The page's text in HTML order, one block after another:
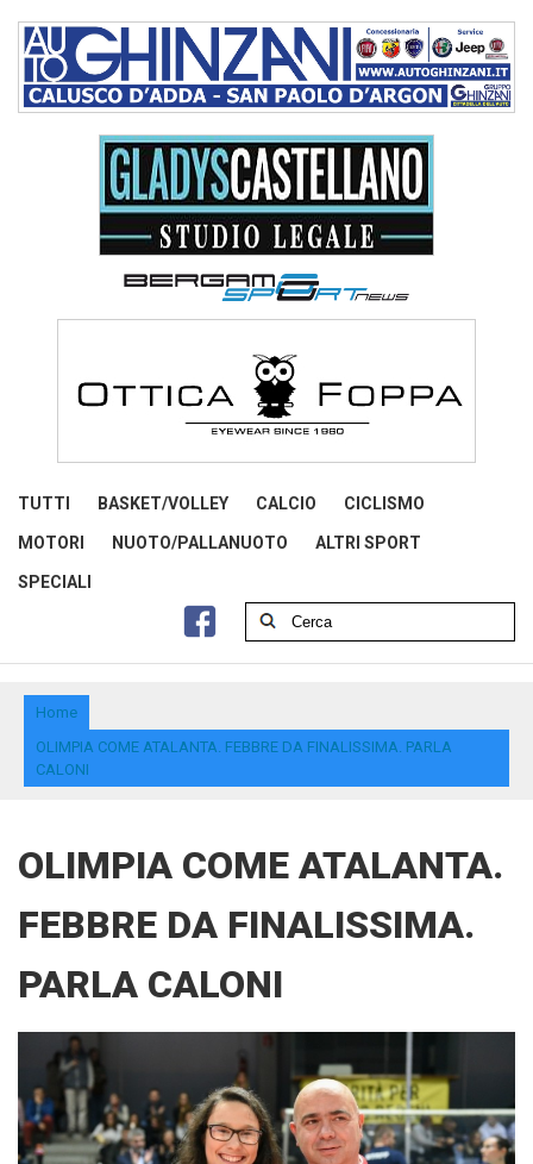
TUTTI BASKET/VOLLEY CALCIO CICLISMO
MOTORI NUOTO/PALLANUOTO ALTRI SPORT
SPECIALI
Home
OLIMPIA COME ATALANTA. FEBBRE DA FINALISSIMA. PARLA
CALONI
OLIMPIA COME ATALANTA.
FEBBRE DA FINALISSIMA.
PARLA CALONI